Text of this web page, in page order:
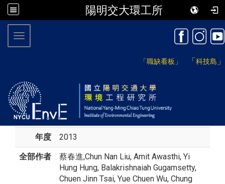
陽明交大環工所
「職缺看板」 「科技島 」
Toggle navigation
年度 2013
全部作者 蔡春進,Chun Nan Liu, Amit Awasthi, Yi
Hung Hung, Balakrishnaiah Gugamsetty,
Chuen Jinn Tsai, Yue Chuen Wu, Chung